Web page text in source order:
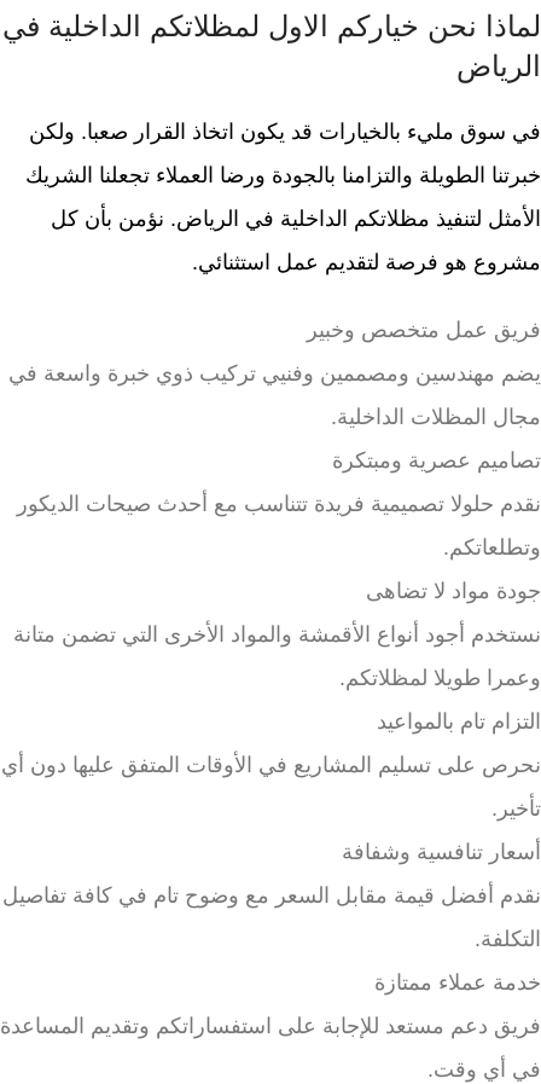
لماذا نحن خياركم الاول لمظلاتكم الداخلية في
الرياض
في سوق مليء بالخيارات قد يكون اتخاذ القرار صعبا. ولكن
خبرتنا الطويلة والتزامنا بالجودة ورضا العملاء تجعلنا الشريك
الأمثل لتنفيذ مظلاتكم الداخلية في الرياض. نؤمن بأن كل
مشروع هو فرصة لتقديم عمل استثنائي.
فريق عمل متخصص وخبير
يضم مهندسين ومصممين وفنيي تركيب ذوي خبرة واسعة في
مجال المظلات الداخلية.
تصاميم عصرية ومبتكرة
نقدم حلولا تصميمية فريدة تتناسب مع أحدث صيحات الديكور
وتطلعاتكم.
جودة مواد لا تضاهى
نستخدم أجود أنواع الأقمشة والمواد الأخرى التي تضمن متانة
وعمرا طويلا لمظلاتكم.
التزام تام بالمواعيد
نحرص على تسليم المشاريع في الأوقات المتفق عليها دون أي
تأخير.
أسعار تنافسية وشفافة
نقدم أفضل قيمة مقابل السعر مع وضوح تام في كافة تفاصيل
التكلفة.
خدمة عملاء ممتازة
فريق دعم مستعد للإجابة على استفساراتكم وتقديم المساعدة
في أي وقت.